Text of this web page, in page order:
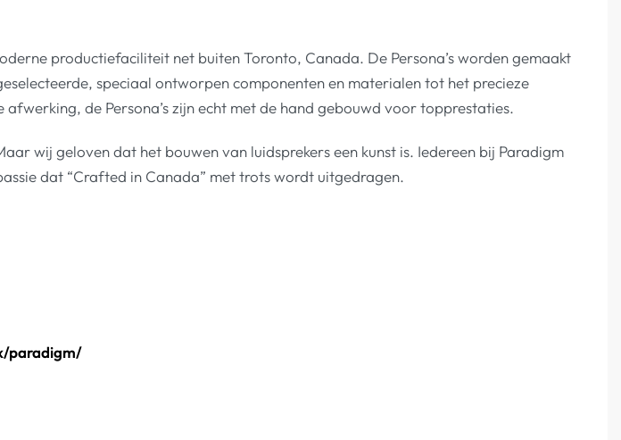
productiefaciliteit net buiten Toronto, Canada. De Persona’s worden gemaakt
speciaal ontworpen componenten en materialen tot het precieze
de Persona’s zijn echt met de hand gebouwd voor topprestaties.
wij geloven dat het bouwen van luidsprekers een kunst is. Iedereen bij Paradigm
dat “Crafted in Canada” met trots wordt uitgedragen.
paradigm/